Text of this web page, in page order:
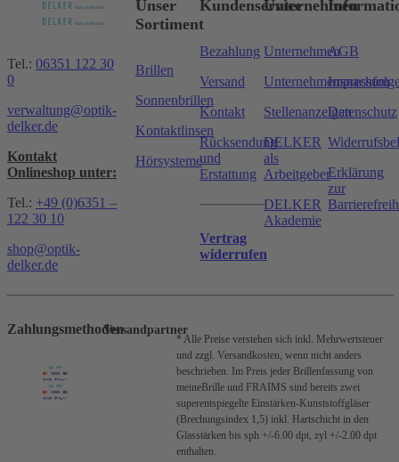
Tel.: 06351 122 30
0
verwaltung@optik-
delker.de
Kontakt
Onlineshop unter:
Tel.: +49 (0)6351 –
122 30 10
shop@optik-
delker.de
Unser
Sortiment
Brillen
Sonnenbrillen
Kontaktlinsen
Hörsysteme
Kundenservice
Bezahlung
Versand
Kontakt
Rücksendung
und
Erstattung
Vertrag
widerrufen
Unternehmen
Unternehmen
Stellenanzeigen
DELKER
als
Arbeitgeber
DELKER
Akademie
AGB
Impressum
Datenschutz
Erklärung
zur
ZahlungsmethodenVersandpartner
* Alle Preise verstehen sich inkl. Mehrwertsteuer
und zzgl. Versandkosten, wenn nicht anders
beschrieben. Im Preis jeder Brillenfassung von
meineBrille und FRAIMS sind bereits zwei
superentspiegelte Einstärken-Kunststoffgläser
(Brechungsindex 1,5) inkl. Hartschicht in den
Glasstärken bis sph +/-6.00 dpt, zyl +/-2.00 dpt
enthalten.